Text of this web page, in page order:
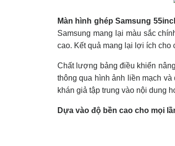
Màn hình ghép Samsung
Samsung mang lại màu sắc
cao. Kết quả mang lại lợi ích
Chất lượng bảng điều khiển
thông qua hình ảnh liền mạch
khán giả tập trung vào nội dung
Dựa vào độ bền cao cho mọi